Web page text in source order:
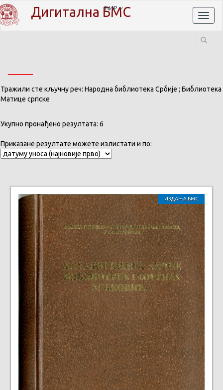
Дигитална БМС
ЋИР
Тражили сте кључну реч: Народна библиотека Србије ; Библиотека
Матице српске
Укупно пронађено резултата: 6
Приказане резултате можете излистати и по:
ИЗДАЊА БМС